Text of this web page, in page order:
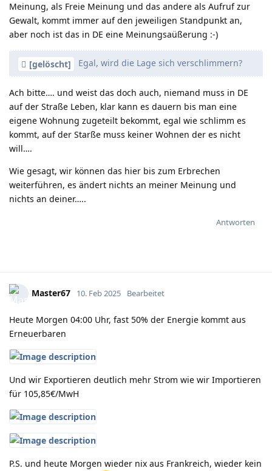
Meinung, als Freie Meinung und das andere als Aufruf zur
Gewalt, kommt immer auf den jeweiligen Standpunkt an,
aber noch ist das in DE eine Meinungsaüßerung :-)
[gelöscht] Egal, wird die Lage sich verschlimmern?
Ach bitte…. und weist das doch auch, niemand muss in DE
auf der Straße Leben, klar kann es dauern bis man eine
eigene Wohnung zugeteilt bekommt, egal wie schlimm es
kommt, auf der Starße muss keiner Wohnen der es nicht
will….
Wie gesagt, wir können das hier bis zum Erbrechen
weiterführen, es ändert nichts an meiner Meinung und
nichts an deiner…..
Antworten
Master67 10. Feb 2025 Bearbeitet
Heute Morgen 04:00 Uhr, fast 50% der Energie kommt aus
Erneuerbaren
Und wir Exportieren deutlich mehr Strom wie wir Importieren
für 105,85€/MwH
P.S. und heute Morgen wieder nix aus Frankreich, wieder kein